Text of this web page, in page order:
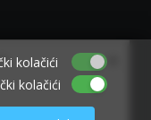
×
kolačići
kolačići